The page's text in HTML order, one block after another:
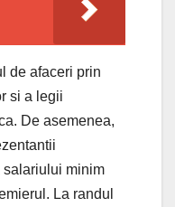
de afaceri prin
si a legii
De asemenea,
minim
La randul